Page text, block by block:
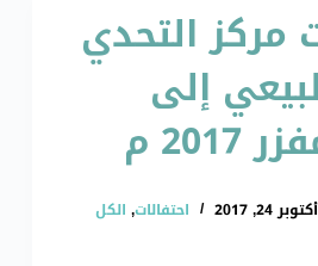
مركز التحدي
إلى
م
أكتوبر 24, 2017 احتفالات, الكل